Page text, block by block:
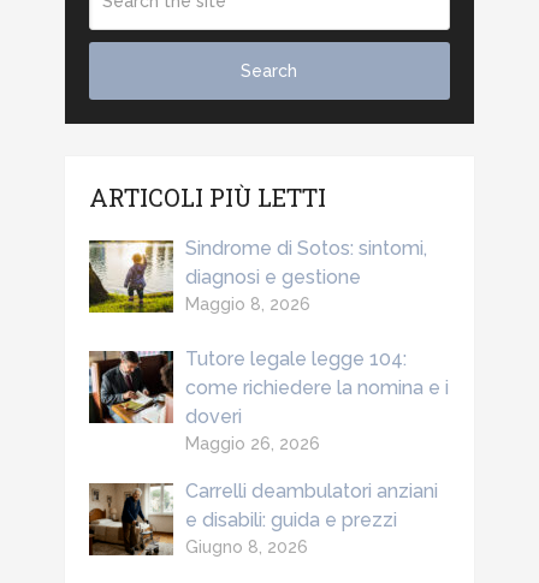
ARTICOLI PIÙ LETTI
Sindrome di Sotos: sintomi,
diagnosi e gestione
Maggio 8, 2026
Tutore legale legge 104:
come richiedere la nomina e i
doveri
Maggio 26, 2026
Carrelli deambulatori anziani
e disabili: guida e prezzi
Giugno 8, 2026